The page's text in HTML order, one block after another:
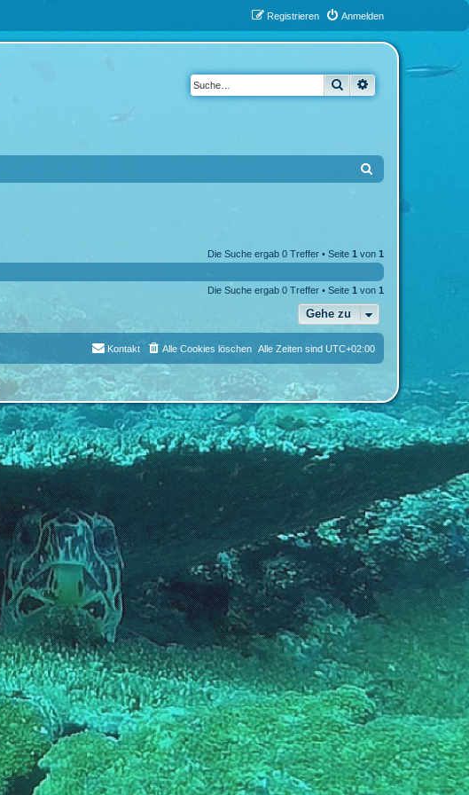
Anmelden
Registrieren
Suche
e
Die Suche ergab 0 Treffer • Seite 1 von 1
Die Suche ergab 0 Treffer • Seite 1 von 1
Gehe zu
Alle Zeiten sind UTC+02:00
Alle Cookies löschen
Kontakt